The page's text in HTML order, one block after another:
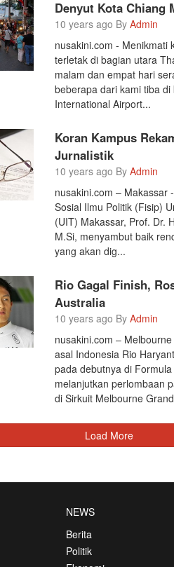
Denyut Kota Chiang
10 years ago ByAdmin
nusakini.com - Menikmati
terletak di bagian utara
malam dan empat hari
beberapa dari kami tiba
International Airport...
Koran Kampus
Jurnalistik
10 years ago ByAdmin
nusakini.com – Makassar
Sosial Ilmu Politik (Fisip)
(UIT) Makassar, Prof. Dr.
M.Si, menyambut baik
yang akan dig...
Rio Gagal Finish,
Australia
10 years ago ByAdmin
nusakini.com –
asal Indonesia Rio
pada debutnya di
melanjutkan perlombaan
di Sirkuit Melbourne
Load More
NEWS
Berita
Politik